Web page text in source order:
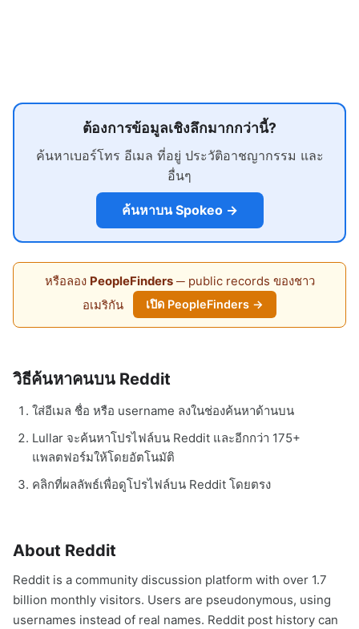
ต้องการข้อมูลเชิงลึกมากกว่านี้?
ค้นหาเบอร์โทร อีเมล ที่อยู่ ประวัติอาชญากรรม และ
อื่นๆ
ค้นหาบน Spokeo →
หรือลอง PeopleFinders─ public records ของชาว
อเมริกัน
เปิด PeopleFinders →
วิธีค้นหาคนบน Reddit
ใส่อีเมล ชื่อ หรือ username ลงในช่องค้นหาด้านบน
Lullar จะค้นหาโปรไฟล์บน Reddit และอีกกว่า 175+
แพลตฟอร์มให้โดยอัตโนมัติ
คลิกที่ผลลัพธ์เพื่อดูโปรไฟล์บน Reddit โดยตรง
About Reddit
Reddit is a community discussion platform with over 1.7
billion monthly visitors. Users are pseudonymous, using
usernames instead of real names. Reddit post history can